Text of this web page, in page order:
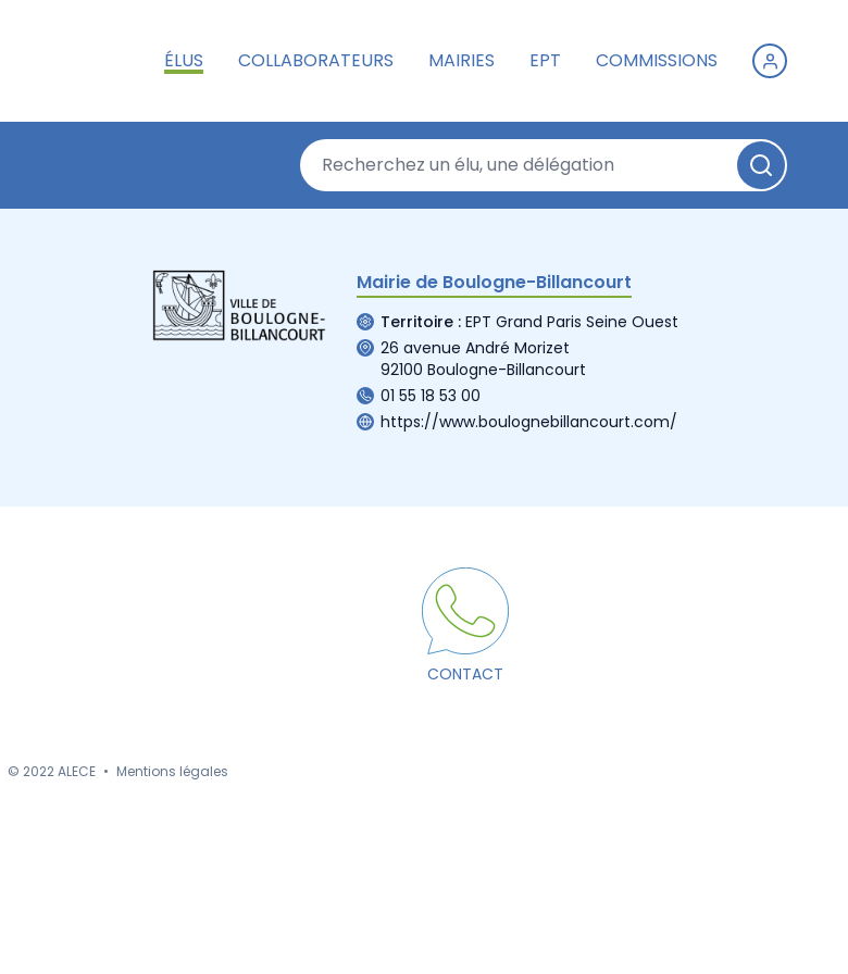
ÉLUS COLLABORATEURS MAIRIES EPT COMMISSIONS
Mairie de Boulogne-Billancourt
Territoire : EPT Grand Paris Seine Ouest
26 avenue André Morizet
92100 Boulogne-Billancourt
01 55 18 53 00
https://www.boulognebillancourt.com/
CONTACT
© 2022 ALECE • Mentions légales